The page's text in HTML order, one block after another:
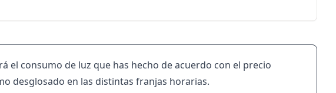
el consumo de luz que has hecho de acuerdo con el precio
desglosado en las distintas franjas horarias.